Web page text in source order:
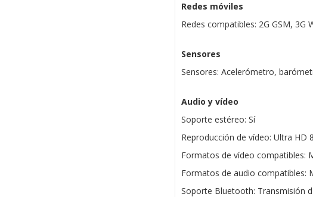
Redes móviles
Redes compatibles: 2G GSM, 3G
Sensores
Sensores: Acelerómetro,
Audio y vídeo
Soporte estéreo: Sí
Reproducción de vídeo: Ultra HD
Formatos de vídeo compatibles:
Formatos de audio compatibles:
Soporte Bluetooth: Transmisión